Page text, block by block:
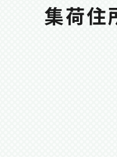
集荷住